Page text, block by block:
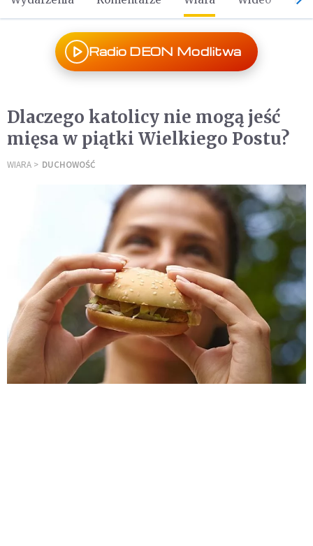
Radio DEON Modlitwa
Dlaczego katolicy nie mogą jeść
mięsa w piątki Wielkiego Postu?
WIARA DUCHOWOŚĆ